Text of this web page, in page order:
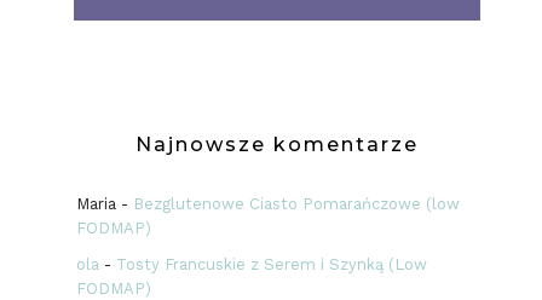
Najnowsze komentarze
Maria- Bezglutenowe Ciasto Pomarańczowe (low
FODMAP)
ola- Tosty Francuskie z Serem i Szynką (Low
FODMAP)